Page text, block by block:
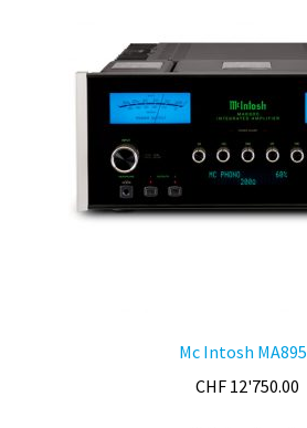
Mc Intosh
CHF 12'750.00